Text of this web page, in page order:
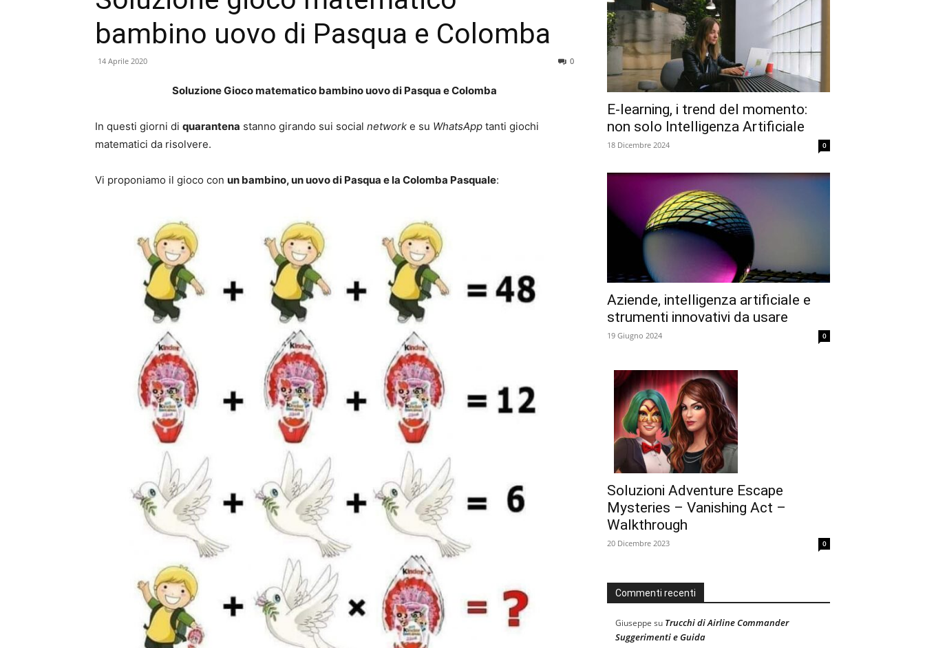
bambino uovo di Pasqua e Colomba
14 Aprile 2020 0
Soluzione Gioco matematico bambino uovo di Pasqua e Colomba
In questi giorni di quarantena stanno girando sui social network e su WhatsApp tanti giochi
matematici da risolvere.
Vi proponiamo il gioco con un bambino, un uovo di Pasqua e la Colomba Pasquale:
E-learning, i trend del momento:
non solo Intelligenza Artificiale
18 Dicembre 2024 0
Aziende, intelligenza artificiale e
strumenti innovativi da usare
19 Giugno 2024 0
Soluzioni Adventure Escape
Mysteries – Vanishing Act –
Walkthrough
20 Dicembre 2023 0
Commenti recenti
Giuseppe su Trucchi di Airline Commander
Suggerimenti e Guida